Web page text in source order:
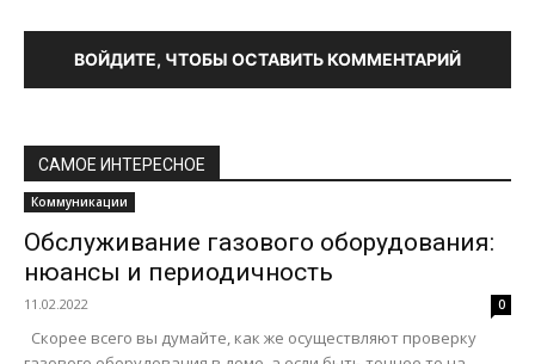
ВОЙДИТЕ, ЧТОБЫ ОСТАВИТЬ КОММЕНТАРИЙ
САМОЕ ИНТЕРЕСНОЕ
Коммуникации
Обслуживание газового оборудования:
нюансы и периодичность
11.02.2022 0
Скорее всего вы думайте, как же осуществляют проверку